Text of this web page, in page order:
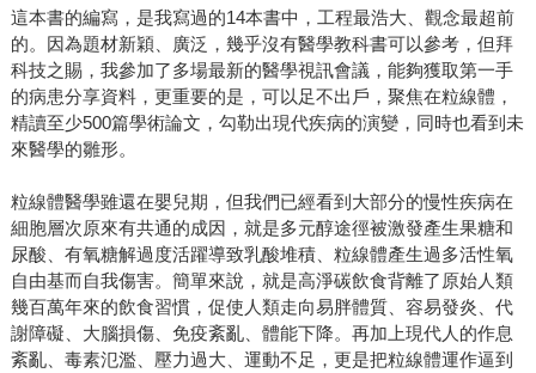
這本書的編寫，是我寫過的14本書中，工程最浩大、觀念最超前
的。因為題材新穎、廣泛，幾乎沒有醫學教科書可以參考，但拜
科技之賜，我參加了多場最新的醫學視訊會議，能夠獲取第一手
的病患分享資料，更重要的是，可以足不出戶，聚焦在粒線體，
精讀至少500篇學術論文，勾勒出現代疾病的演變，同時也看到未
來醫學的雛形。
粒線體醫學雖還在嬰兒期，但我們已經看到大部分的慢性疾病在
細胞層次原來有共通的成因，就是多元醇途徑被激發產生果糖和
尿酸、有氧糖解過度活躍導致乳酸堆積、粒線體產生過多活性氧
自由基而自我傷害。簡單來說，就是高淨碳飲食背離了原始人類
幾百萬年來的飲食習慣，促使人類走向易胖體質、容易發炎、代
謝障礙、大腦損傷、免疫紊亂、體能下降。再加上現代人的作息
紊亂、毒素氾濫、壓力過大、運動不足，更是把粒線體運作逼到